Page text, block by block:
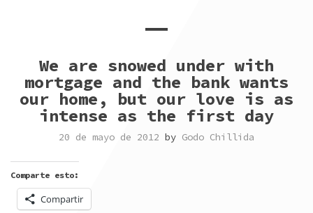
We are snowed under with
mortgage and the bank wants
our home, but our love is as
intense as the first day
20 de mayo de 2012 by Godo Chillida
Comparte esto:
Compartir